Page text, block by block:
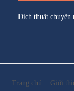
Dịch thuật chuyên
Trang chủ Giới